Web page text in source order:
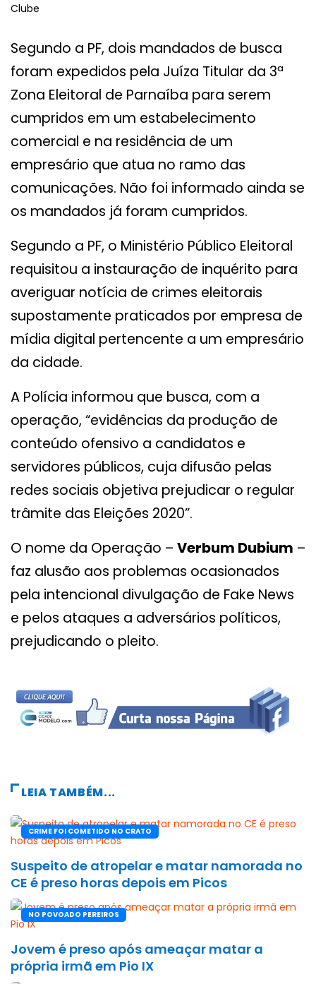
Clube
Segundo a PF, dois mandados de busca
foram expedidos pela Juíza Titular da 3ª
Zona Eleitoral de Parnaíba para serem
cumpridos em um estabelecimento
comercial e na residência de um
empresário que atua no ramo das
comunicações. Não foi informado ainda se
os mandados já foram cumpridos.
Segundo a PF, o Ministério Público Eleitoral
requisitou a instauração de inquérito para
averiguar notícia de crimes eleitorais
supostamente praticados por empresa de
mídia digital pertencente a um empresário
da cidade.
A Polícia informou que busca, com a
operação, “evidências da produção de
conteúdo ofensivo a candidatos e
servidores públicos, cuja difusão pelas
redes sociais objetiva prejudicar o regular
trâmite das Eleições 2020”.
O nome da Operação – Verbum Dubium –
faz alusão aos problemas ocasionados
pela intencional divulgação de Fake News
e pelos ataques a adversários políticos,
prejudicando o pleito.
LEIA TAMBÉM...
CRIME FOI COMETIDO NO CRATO
Suspeito de atropelar e matar namorada no
CE é preso horas depois em Picos
NO POVOADO PEREIROS
Jovem é preso após ameaçar matar a
própria irmã em Pio IX